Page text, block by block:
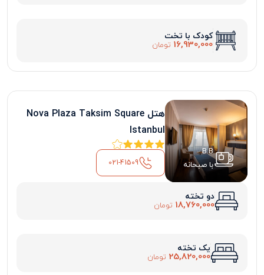
کودک با تخت
16,930,000 تومان
B.B
با صبحانه
هتل Nova Plaza Taksim Square
Istanbul
021-41509
دو تخته
18,760,000 تومان
یک تخته
25,820,000 تومان